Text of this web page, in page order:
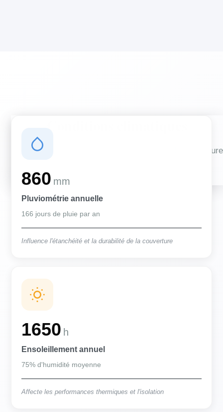
Des conditions qui influencent vos travaux de couverture
860 mm
Pluviométrie annuelle
166 jours de pluie par an
Influence l'étanchéité et la durabilité de la couverture
1650 h
Ensoleillement annuel
75% d'humidité moyenne
Affecte les performances thermiques et l'isolation